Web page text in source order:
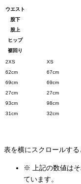
ウエスト
股下
股上
ヒップ
裾回り
2XS XS
62cm
67cm
69cm
69cm
27cm
27cm
93cm
98cm
31cm
32cm
表を横にスクロールする
※ 上記の数値は
ています。